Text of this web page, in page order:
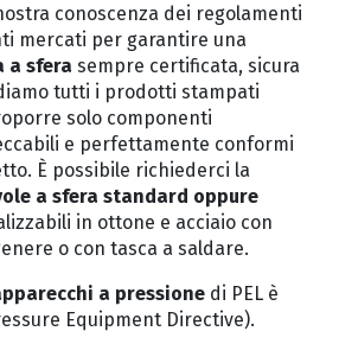
conoscenza dei regolamenti
mercati per garantire una
a sfera sempre certificata, sicura
tutti i prodotti stampati
solo componenti
e perfettamente conformi
È possibile richiederci la
a sfera standard oppure
in ottone e acciaio con
o con tasca a saldare.
a pressione di PEL è
Equipment Directive).